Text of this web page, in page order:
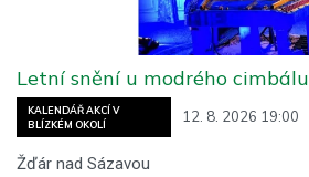
KALENDÁŘ AKCÍ V
BLÍZKÉM OKOLÍ
12. 8. 2026 19:00
Letní snění u modrého cimbálu
Žďár nad Sázavou